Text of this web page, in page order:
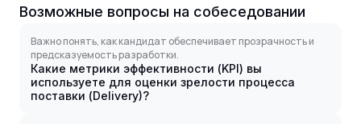
Возможные вопросы на собеседовании
Важно понять, как кандидат обеспечивает прозрачность и
предсказуемость разработки.
Какие метрики эффективности (KPI) вы
используете для оценки зрелости процесса
поставки (Delivery)?